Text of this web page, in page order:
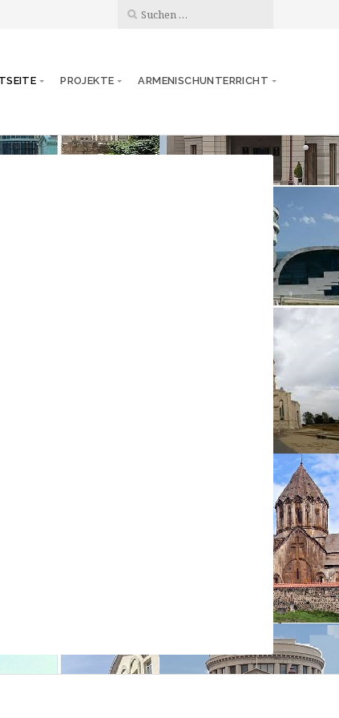
PROJEKTE ARMENISCHUNTERRICHT